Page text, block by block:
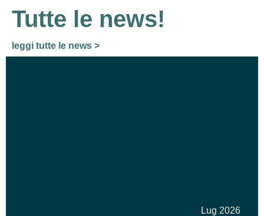
Tutte le news!
leggi tutte le news >
Lug 2026